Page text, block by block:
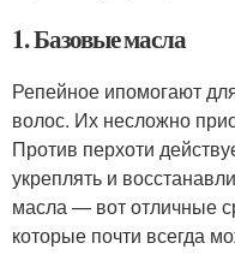
1. Базовые масла
Репейное ипомогают
волос. Их несложно
Против перхоти
укреплять и
масла — вот отличные
которые почти всегда